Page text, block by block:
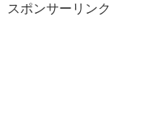
スポンサーリンク